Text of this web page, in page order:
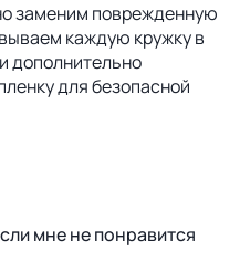
заменим поврежденную
каждую кружку в
дополнительно
для безопасной
мне не понравится